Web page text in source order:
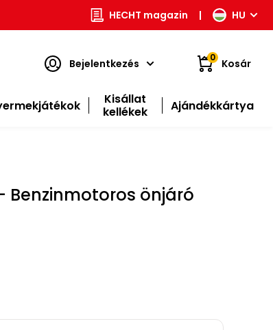
HECHT magazin | HU
Bejelentkezés 0 Kosár
Kisállat
kellékek
Ajándékkártya
- Benzinmotoros önjáró